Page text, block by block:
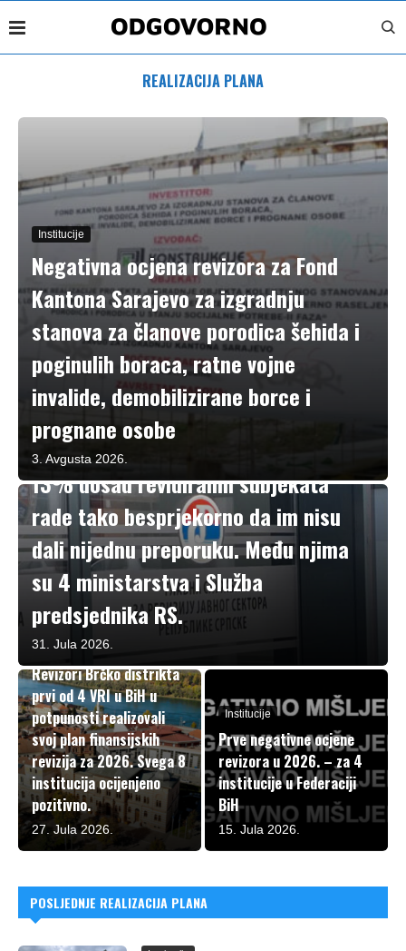
REALIZACIJA PLANA
Institucije
Negativna ocjena revizora za Fond
Kantona Sarajevo za izgradnju
stanova za članove porodica šehida i
poginulih boraca, ratne vojne
invalide, demobilizirane borce i
prognane osobe
3. Avgusta 2026.
Institucije
Za revizore Republike Srpske čak
13% dosad revidiranih subjekata
rade tako besprjekorno da im nisu
dali nijednu preporuku. Među njima
su 4 ministarstva i Služba
predsjednika RS.
31. Jula 2026.
Institucije
Revizori Brčko distrikta
prvi od 4 VRI u BiH u
potpunosti realizovali
svoj plan finansijskih
revizija za 2026. Svega 8
institucija ocijenjeno
pozitivno.
27. Jula 2026.
Institucije
Prve negativne ocjene
revizora u 2026. – za 4
institucije u Federaciji
BiH
15. Jula 2026.
POSLJEDNJE REALIZACIJA PLANA